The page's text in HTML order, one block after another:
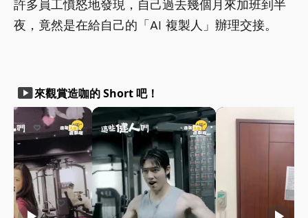
許多員工憤怒地發現，自己過去幾個月來加班到半
夜，竟然是在給自己的「AI 複製人」辦理交接。
smart_display來觀賞造咖的 Short 吧！